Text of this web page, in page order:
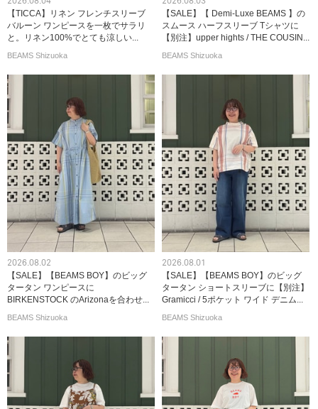
【TICCA】リネン フレンチスリーブ
バルーン ワンピースを一枚でサラリ
と。リネン100%でとても涼しい...
BEAMS Shizuoka
【SALE】【 Demi-Luxe BEAMS 】の
スムース ハーフスリーブ Tシャツに
【別注】upper hights / THE COUSIN...
BEAMS Shizuoka
2026.08.02
【SALE】【BEAMS BOY】のビッグ
タータン ワンピースに
BIRKENSTOCK のArizonaを合わせ...
BEAMS Shizuoka
2026.08.01
【SALE】【BEAMS BOY】のビッグ
タータン ショートスリーブに【別注】
Gramicci / 5ポケット ワイド デニム...
BEAMS Shizuoka